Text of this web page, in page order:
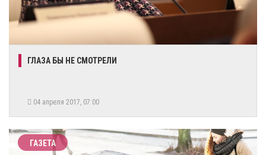
​ГЛАЗА БЫ НЕ СМОТРЕЛИ
04 апреля 2017, 07:00
ГАЗЕТА